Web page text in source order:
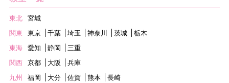
東北
宮城
関東
東京 千葉 埼玉 神奈川 茨城
栃木
東海
愛知 静岡
三重
関西
京都 大阪
兵庫
九州
福岡 大分 佐賀 熊本
長崎